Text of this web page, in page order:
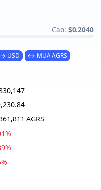
Cao: $0.2040
USD ↔ MUA AGRS
AGRS